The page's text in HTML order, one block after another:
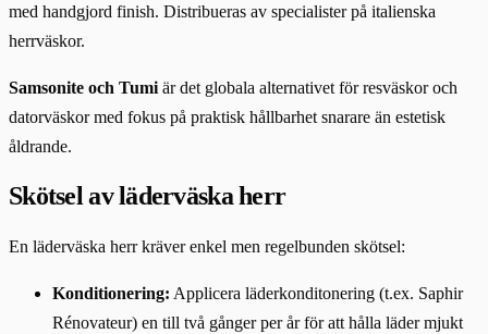
med handgjord finish. Distribueras av specialister på italienska
herrväskor.
Samsonite och Tumi är det globala alternativet för resväskor och
datorväskor med fokus på praktisk hållbarhet snarare än estetisk
åldrande.
Skötsel av läderväska herr
En läderväska herr kräver enkel men regelbunden skötsel:
Konditionering: Applicera läderkonditonering (t.ex. Saphir
Rénovateur) en till två gånger per år för att hålla läder mjukt